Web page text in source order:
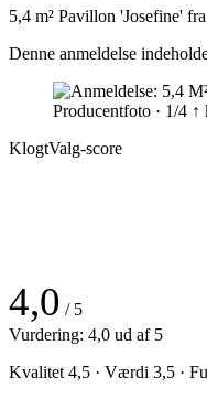
5,4 m² Pavillon 'Josefine'
Denne anmeldelse
Producentfoto · 1/4 ↑
KlogtValg-score
4,0 / 5
Vurdering: 4,0 ud af 5
Kvalitet 4,5 · Værdi 3,5 ·